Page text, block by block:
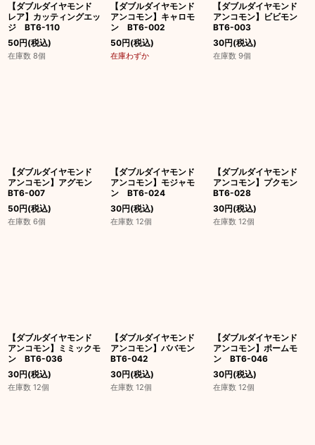
【ダブルダイヤモンド
レア】カッティングエッ
ジ BT6-110
50円(税込)
在庫数 8個
【ダブルダイヤモンド
アンコモン】キャロモ
ン BT6-002
50円(税込)
在庫わずか
【ダブルダイヤモンド
アンコモン】ビビモン
BT6-003
30円(税込)
在庫数 9個
【ダブルダイヤモンド
アンコモン】アグモン
BT6-007
50円(税込)
在庫数 6個
【ダブルダイヤモンド
アンコモン】モジャモ
ン BT6-024
30円(税込)
在庫数 12個
【ダブルダイヤモンド
アンコモン】プクモン
BT6-028
30円(税込)
在庫数 12個
【ダブルダイヤモンド
アンコモン】ミミックモ
ン BT6-036
30円(税込)
在庫数 12個
【ダブルダイヤモンド
アンコモン】ババモン
BT6-042
30円(税込)
在庫数 12個
【ダブルダイヤモンド
アンコモン】ポームモ
ン BT6-046
30円(税込)
在庫数 12個